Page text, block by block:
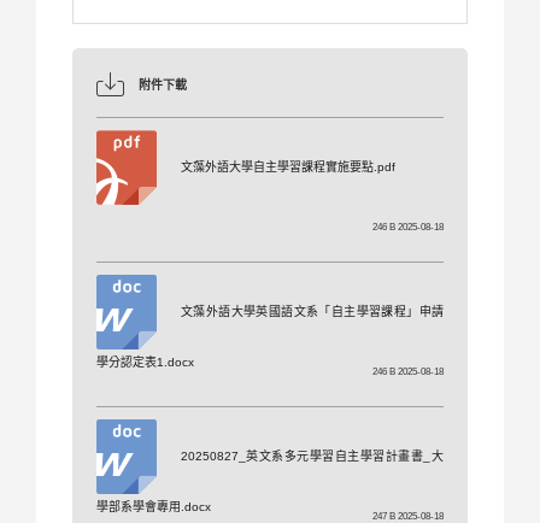
附件下載
文藻外語大學自主學習課程實施要點.pdf
246 B 2025-08-18
文藻外語大學英國語文系「自主學習課程」申請
學分認定表1.docx
246 B 2025-08-18
20250827_英文系多元學習自主學習計畫書_大
學部系學會專用.docx
247 B 2025-08-18